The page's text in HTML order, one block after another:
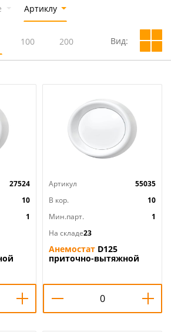
Артиклу
100 200 Вид:
27524
10
1
Артикул
55035
В кор.
10
Мин.парт.
1
На складе23
Анемостат D125
приточно-вытяжной